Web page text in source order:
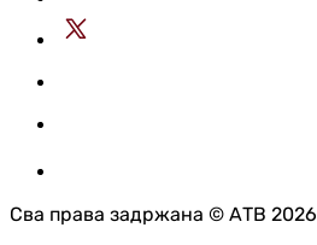
Сва права задржана © АТВ 2026